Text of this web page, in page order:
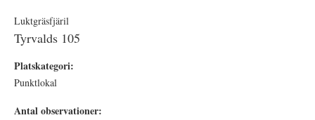
Luktgräsfjäril
Tyrvalds 105
Platskategori:
Punktlokal
Antal observationer: